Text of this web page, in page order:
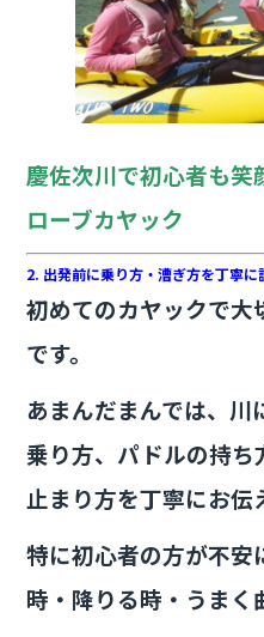
慶佐次川で初心者も笑
ローブカヤック
2. 出発前に乗り方・漕ぎ方を丁寧に
初めてのカヤックで大
です。
あまんだまんでは、川
乗り方、パドルの持ち
止まり方を丁寧にお伝
特に初心者の方が不安
時・降りる時・うまく